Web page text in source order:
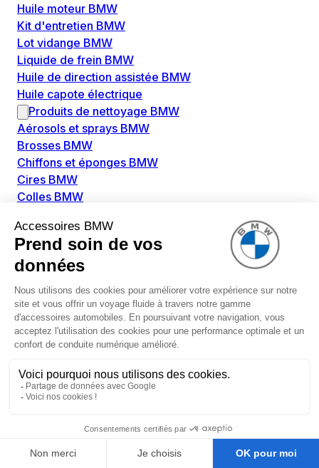
Huile moteur BMW
Kit d'entretien BMW
Lot vidange BMW
Liquide de frein BMW
Huile de direction assistée BMW
Huile capote électrique
Produits de nettoyage BMW
Aérosols et sprays BMW
Brosses BMW
Chiffons et éponges BMW
Cires BMW
Colles BMW
Détachants BMW
Disolvants BMW
Lubrifiants BMW
Nettoyant extérieur BMW
Pièces détachées BMW
Alimentation Carburant BMW
Boitier papillon BMW
Faisceau de câble pour réservoir avec pompe
d'aspiration BMW
Injecteur BMW
Pompe diesel BMW
Allumage / Préchauffage BMW